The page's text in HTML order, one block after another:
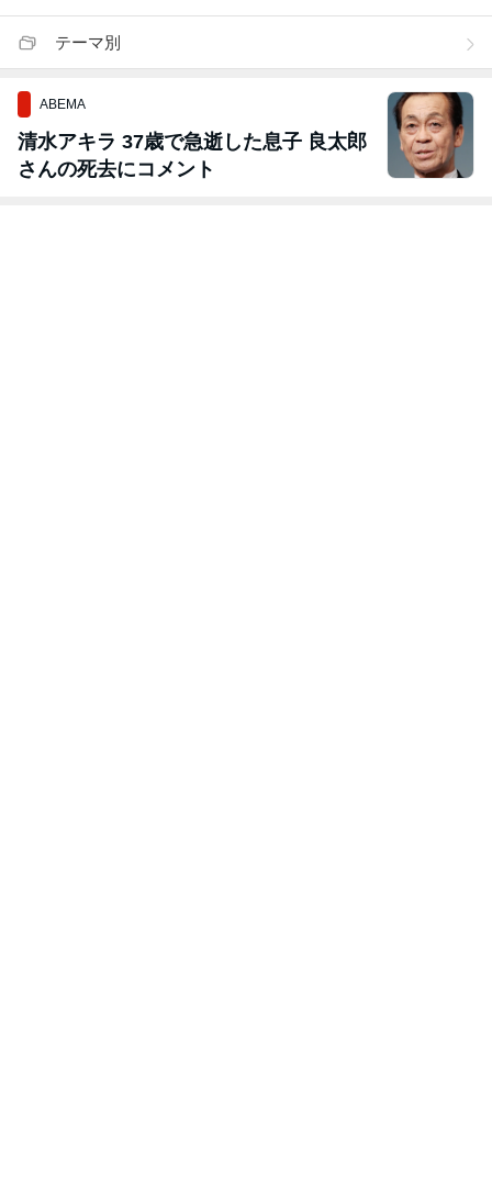
テーマ別
ABEMA
清水アキラ 37歳で急逝した息子 良太郎
さんの死去にコメント